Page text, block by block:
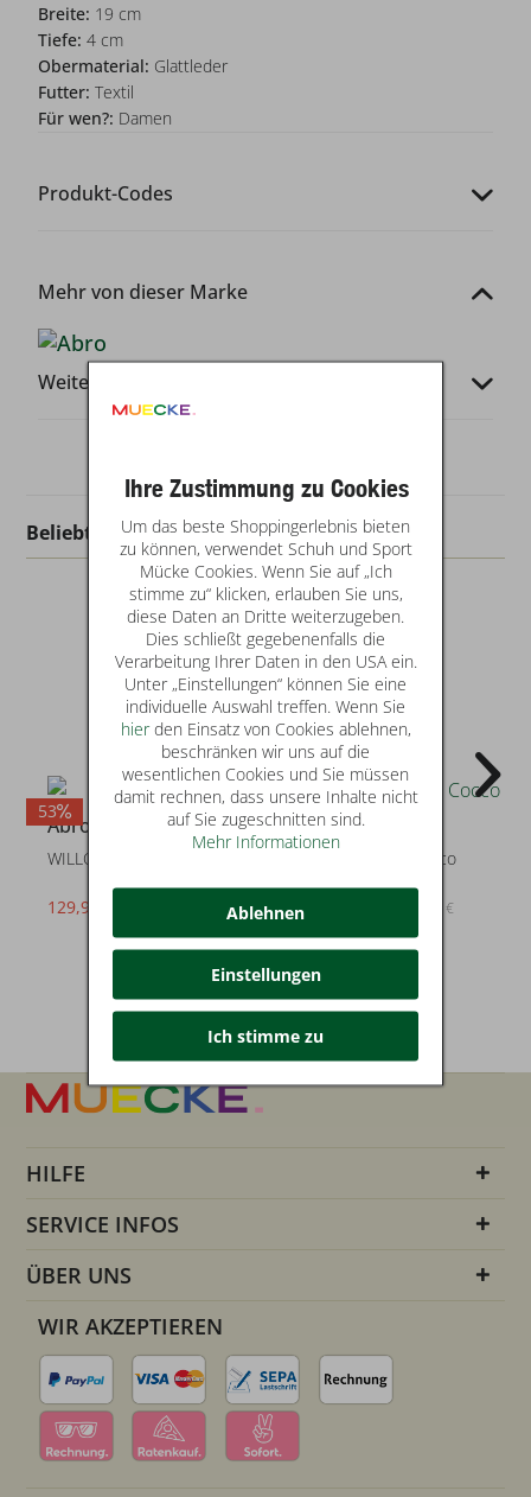
Breite: 19 cm
Tiefe: 4 cm
Obermaterial: Glattleder
Futter: Textil
Für wen?: Damen
Produkt-Codes
Mehr von dieser Marke
Weitere Infos
Beliebt in dieser Kategorie
53
Abro
WILLOW
129,99 €
22
Abro
KAIA Leder Maxi Cocco
139,95 € statt* 179,00 €
HILFE
SERVICE INFOS
ÜBER UNS
WIR AKZEPTIEREN
Ihre Zustimmung zu Cookies
Um das beste Shoppingerlebnis bieten
zu können, verwendet Schuh und Sport
Mücke Cookies. Wenn Sie auf „Ich
stimme zu“ klicken, erlauben Sie uns,
diese Daten an Dritte weiterzugeben.
Dies schließt gegebenenfalls die
Verarbeitung Ihrer Daten in den USA ein.
Unter „Einstellungen“ können Sie eine
individuelle Auswahl treffen. Wenn Sie
hierden Einsatz von Cookies ablehnen,
beschränken wir uns auf die
wesentlichen Cookies und Sie müssen
damit rechnen, dass unsere Inhalte nicht
auf Sie zugeschnitten sind.
Mehr Informationen
Ablehnen
Einstellungen
Ich stimme zu